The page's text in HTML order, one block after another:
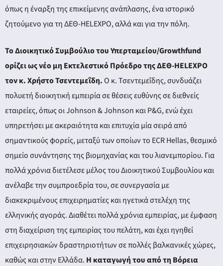
όπως η έναρξη της επικείμενης ανάπλασης, ένα ιστορικό
ζητούμενο για τη ΔΕΘ-HELEXPO, αλλά και για την πόλη.
Το Διοικητικό Συμβούλιο του Υπερταμείου/Growthfund
ορίζει ως νέο μη Εκτελεστικό Πρόεδρο της ΔΕΘ-HELEXPO
τον κ. Χρήστο Τσεντεμεΐδη.Ο κ. Τσεντεμεΐδης, συνδυάζει
πολυετή διοικητική εμπειρία σε θέσεις ευθύνης σε διεθνείς
εταιρείες, όπως οι Johnson & Johnson και P&G, ενώ έχει
υπηρετήσει με ακεραιότητα και επιτυχία μία σειρά από
σημαντικούς φορείς, μεταξύ των οποίων το ECR Hellas, θεσμικό
σημείο συνάντησης της βιομηχανίας και του λιανεμπορίου. Για
πολλά χρόνια διετέλεσε μέλος του Διοικητικού Συμβουλίου και
ανέλαβε την συμπροεδρία του, σε συνεργασία με
διακεκριμένους επιχειρηματίες και ηγετικά στελέχη της
ελληνικής αγοράς. Διαθέτει πολλά χρόνια εμπειρίας, με έμφαση
στη διαχείριση της εμπειρίας του πελάτη, και έχει ηγηθεί
επιχειρησιακών δραστηριοτήτων σε πολλές βαλκανικές χώρες,
καθώς και στην Ελλάδα. Η καταγωγή του από τη Βόρεια